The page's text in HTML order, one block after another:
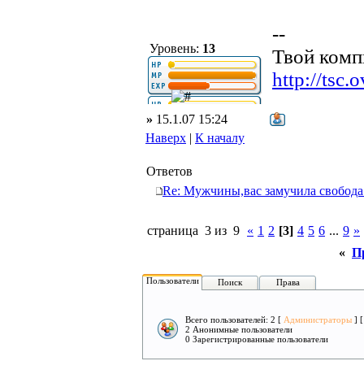
Уровень: 13
--
Твой
http://
» 15.1.07 15:24
Наверх | К началу
Ответов
Re: Мужчины,вас замучила свобода
страница 3 из 9 « 1 2 [3] 4 5 6 ... 9 »
«
Пользователи Поиск Права
Всего пользователей: 2 [ Администраторы ]
2 Анонимные пользователи
0 Зарегистрированные пользователи